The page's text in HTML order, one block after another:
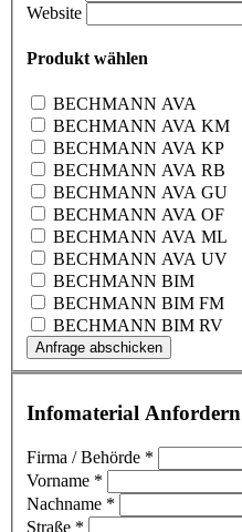
Website
Produkt wählen
BECHMANN AVA
BECHMANN AVA KM
BECHMANN AVA KP
BECHMANN AVA RB
BECHMANN AVA GU
BECHMANN AVA OF
BECHMANN AVA ML
BECHMANN AVA UV
BECHMANN BIM
BECHMANN BIM FM
BECHMANN BIM RV
Infomaterial Anfordern
Firma / Behörde *
Vorname *
Nachname *
Straße *